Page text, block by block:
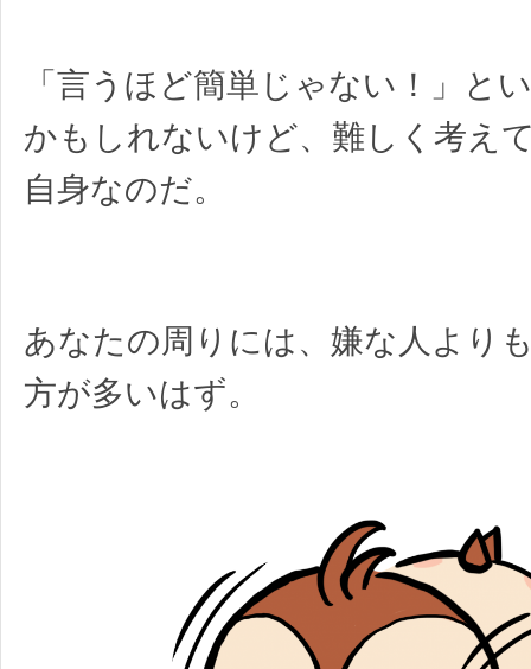
「言うほど簡単じゃない！」と
かもしれないけど、難しく考え
自身なのだ。
あなたの周りには、嫌な人より
方が多いはず。